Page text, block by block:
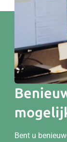
Bent u